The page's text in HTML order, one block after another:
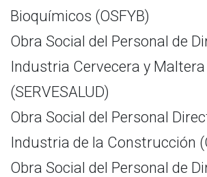
Bioquímicos (OSFYB)
Obra Social del Personal de
Industria Cervecera y Maltera
(SERVESALUD)
Obra Social del Personal
Industria de la Construcción
Obra Social del Personal de